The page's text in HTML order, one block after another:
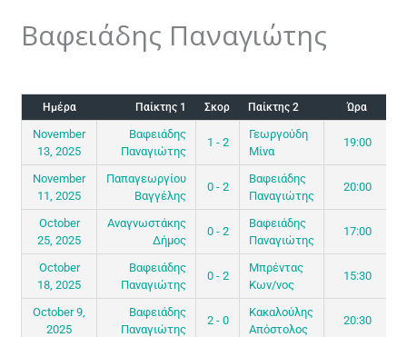
Βαφειάδης Παναγιώτης
Ημέρα Παίκτης 1 Σκορ Παίκτης 2 Ώρα
November
13, 2025
Βαφειάδης
Παναγιώτης
1 - 2
Γεωργούδη
Μίνα
19:00
November
11, 2025
Παπαγεωργίου
Βαγγέλης
0 - 2
Βαφειάδης
Παναγιώτης
20:00
October
25, 2025
Αναγνωστάκης
Δήμος
0 - 2
Βαφειάδης
Παναγιώτης
17:00
October
18, 2025
Βαφειάδης
Παναγιώτης
0 - 2
Μπρέντας
Κων/νος
15:30
October 9,
2025
Βαφειάδης
Παναγιώτης
2 - 0
Κακαλούλης
Απόστολος
20:30